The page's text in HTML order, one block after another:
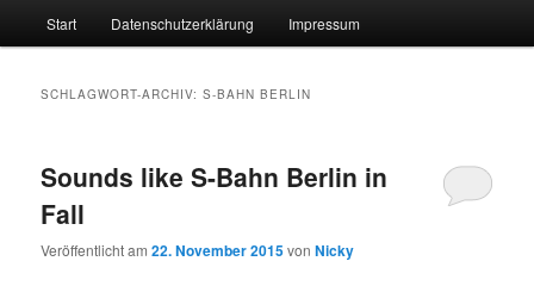
Start Datenschutzerklärung Impressum
SCHLAGWORT-ARCHIV:S-BAHN BERLIN
Sounds like S-Bahn Berlin in
Fall
Veröffentlicht am22. November 2015vonNicky